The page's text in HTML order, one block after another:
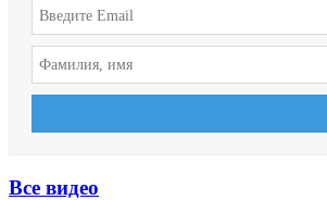
Все видео